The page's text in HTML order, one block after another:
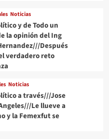
Noticias
y de Todo un
la opinión del Ing
Después
verdadero reto
Noticias
a través///Jose
Le llueve a
y la Femexfut se